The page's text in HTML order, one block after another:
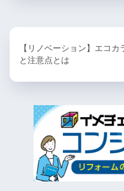
【リノベーション】エコカ
と注意点とは